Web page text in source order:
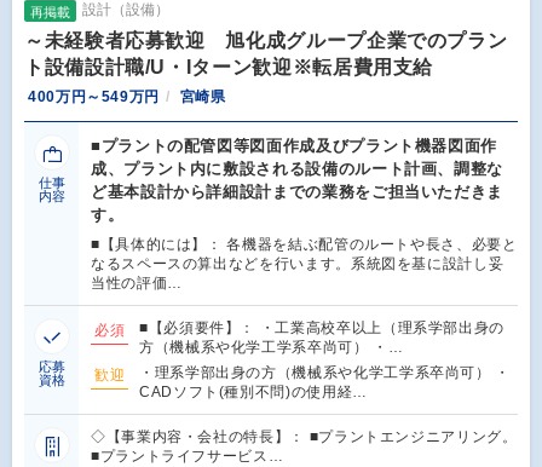
再掲載 設計（設備）
～未経験者応募歓迎 旭化成グループ企業でのプラン
ト設備設計職/U・Iターン歓迎※転居費用支給
400万円～549万円 宮崎県
仕事
内容
■プラントの配管図等図面作成及びプラント機器図面作
成、プラント内に敷設される設備のルート計画、調整な
ど基本設計から詳細設計までの業務をご担当いただきま
す。
■【具体的には】： 各機器を結ぶ配管のルートや長さ、必要と
なるスペースの算出などを行います。系統図を基に設計し妥
当性の評価…
応募
資格
必須
■【必須要件】： ・工業高校卒以上（理系学部出身の
方（機械系や化学工学系卒尚可） ・…
歓迎
・理系学部出身の方（機械系や化学工学系卒尚可） ・
CADソフト(種別不問)の使用経…
◇【事業内容・会社の特長】： ■プラントエンジニアリング。
■プラントライフサービス…